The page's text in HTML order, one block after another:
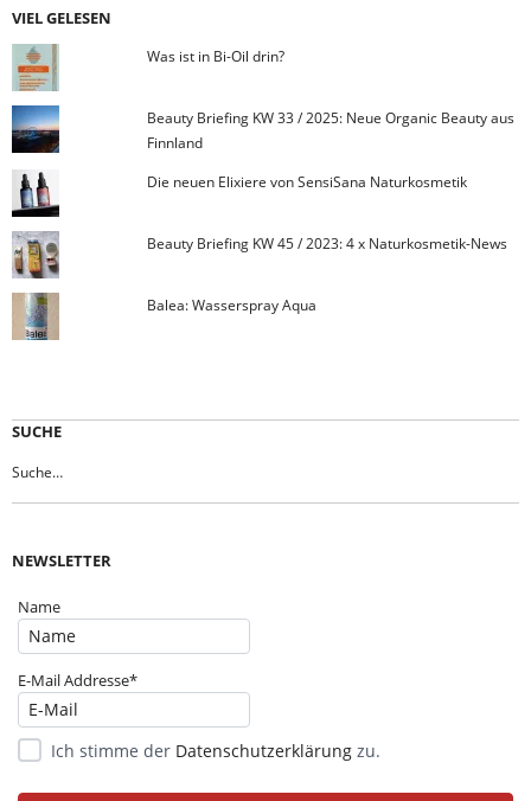
VIEL GELESEN
Was ist in Bi-Oil drin?
Beauty Briefing KW 33 / 2025: Neue Organic Beauty aus
Finnland
Die neuen Elixiere von SensiSana Naturkosmetik
Beauty Briefing KW 45 / 2023: 4 x Naturkosmetik-News
Balea: Wasserspray Aqua
SUCHE
NEWSLETTER
Name
E-Mail Addresse*
Ich stimme der Datenschutzerklärung zu.